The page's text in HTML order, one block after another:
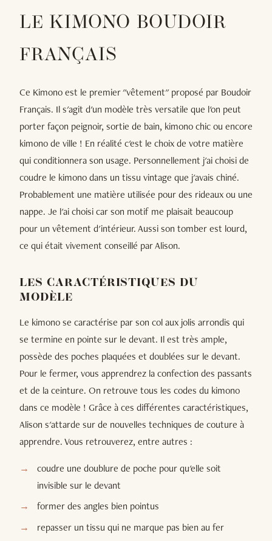
LE KIMONO BOUDOIR
FRANÇAIS
Ce Kimono est le premier "vêtement" proposé par Boudoir
Français. Il s'agit d'un modèle très versatile que l'on peut
porter façon peignoir, sortie de bain, kimono chic ou encore
kimono de ville ! En réalité c'est le choix de votre matière
qui conditionnera son usage. Personnellement j'ai choisi de
coudre le kimono dans un tissu vintage que j'avais chiné.
Probablement une matière utilisée pour des rideaux ou une
nappe. Je l'ai choisi car son motif me plaisait beaucoup
pour un vêtement d'intérieur. Aussi son tomber est lourd,
ce qui était vivement conseillé par Alison.
LES CARACTÉRISTIQUES DU
MODÈLE
Le kimono se caractérise par son col aux jolis arrondis qui
se termine en pointe sur le devant. Il est très ample,
possède des poches plaquées et doublées sur le devant.
Pour le fermer, vous apprendrez la confection des passants
et de la ceinture. On retrouve tous les codes du kimono
dans ce modèle ! Grâce à ces différentes caractéristiques,
Alison s'attarde sur de nouvelles techniques de couture à
apprendre. Vous retrouverez, entre autres :
coudre une doublure de poche pour qu'elle soit
invisible sur le devant
former des angles bien pointus
repasser un tissu qui ne marque pas bien au fer